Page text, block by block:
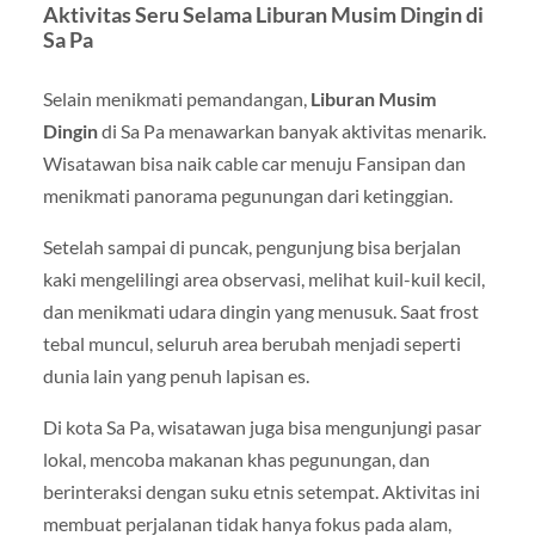
Aktivitas Seru Selama Liburan Musim Dingin di
Sa Pa
Selain menikmati pemandangan, Liburan Musim
Dingindi Sa Pa menawarkan banyak aktivitas menarik.
Wisatawan bisa naik cable car menuju Fansipan dan
menikmati panorama pegunungan dari ketinggian.
Setelah sampai di puncak, pengunjung bisa berjalan
kaki mengelilingi area observasi, melihat kuil-kuil kecil,
dan menikmati udara dingin yang menusuk. Saat frost
tebal muncul, seluruh area berubah menjadi seperti
dunia lain yang penuh lapisan es.
Di kota Sa Pa, wisatawan juga bisa mengunjungi pasar
lokal, mencoba makanan khas pegunungan, dan
berinteraksi dengan suku etnis setempat. Aktivitas ini
membuat perjalanan tidak hanya fokus pada alam,